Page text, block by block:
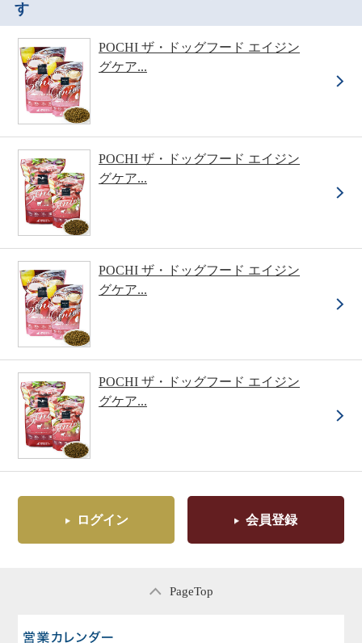
す
POCHI ザ・ドッグフード エイジン
グケア...
POCHI ザ・ドッグフード エイジン
グケア...
POCHI ザ・ドッグフード エイジン
グケア...
POCHI ザ・ドッグフード エイジン
グケア...
ログイン 会員登録
PageTop